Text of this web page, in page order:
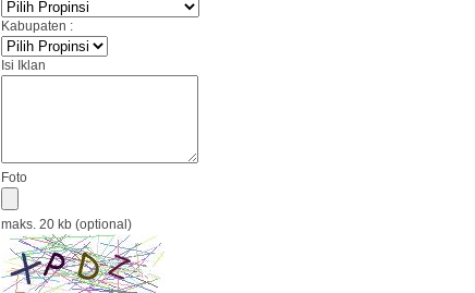
Kabupaten :
Isi Iklan
Foto
maks. 20 kb (optional)